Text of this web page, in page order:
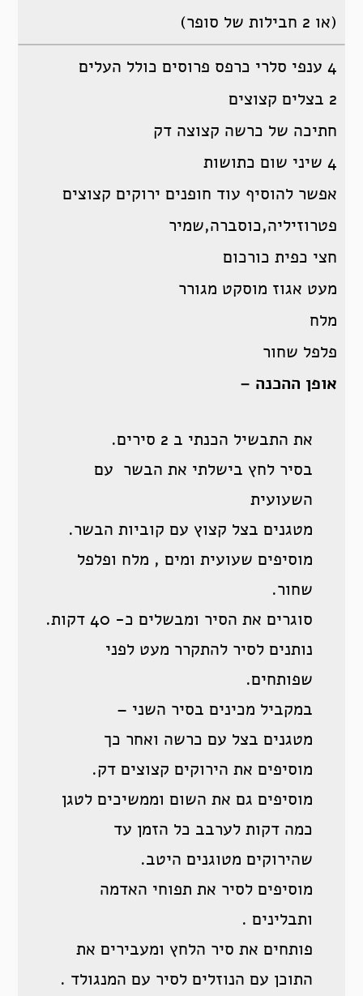
(או 2 חבילות של סופר)
4 ענפי סלרי כרפס פרוסים כולל העלים
2 בצלים קצוצים
חתיכה של כרשה קצוצה דק
4 שיני שום כתושות
אפשר להוסיף עוד חופנים ירוקים קצוצים
פטרוזיליה,כוסברה,שמיר
חצי כפית כורכום
מעט אגוז מוסקט מגורר
מלח
פלפל שחור
אופן ההכנה –
את התבשיל הכנתי ב 2 סירים.
בסיר לחץ בישלתי את הבשר עם
השעועית
מטגנים בצל קצוץ עם קוביות הבשר.
מוסיפים שעועית ומים , מלח ופלפל
שחור.
סוגרים את הסיר ומבשלים כ- 40 דקות.
נותנים לסיר להתקרר מעט לפני
שפותחים.
במקביל מכינים בסיר השני –
מטגנים בצל עם כרשה ואחר כך
מוסיפים את הירוקים קצוצים דק.
מוסיפים גם את השום וממשיכים לטגן
כמה דקות לערבב כל הזמן עד
שהירוקים מטוגנים היטב.
מוסיפים לסיר את תפוחי האדמה
ותבלינים .
פותחים את סיר הלחץ ומעבירים את
התוכן עם הנוזלים לסיר עם המנגולד .